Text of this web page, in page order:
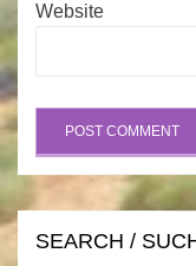
Website
SEARCH /